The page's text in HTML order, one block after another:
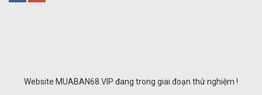
Website MUABAN68.VIP đang trong giai đoạn thử nghiệm !